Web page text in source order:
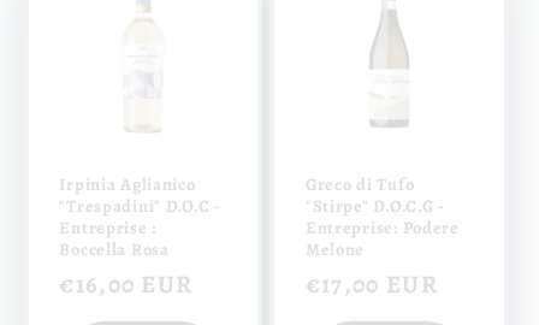
Irpinia Aglianico
"Trespadini" D.O.C -
Entreprise :
Boccella Rosa
Prix
habituel
€16,00 EUR
Greco di Tufo
"Stirpe" D.O.C.G -
Entreprise: Podere
Melone
Prix
habituel
€17,00 EUR